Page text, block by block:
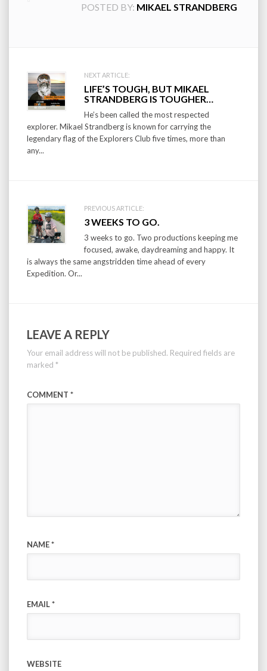
POSTED BY: MIKAEL STRANDBERG
Post
navigation
NEXT ARTICLE:
LIFE’S TOUGH, BUT MIKAEL
STRANDBERG IS TOUGHER…
He’s been called the most respected
explorer. Mikael Strandberg is known for carrying the
legendary flag of the Explorers Club five times, more than
any...
PREVIOUS ARTICLE:
3 WEEKS TO GO.
3 weeks to go. Two productions keeping me
focused, awake, daydreaming and happy. It
is always the same angstridden time ahead of every
Expedition. Or...
LEAVE A REPLY
Your email address will not be published. Required fields are
marked *
COMMENT *
NAME*
EMAIL*
WEBSITE